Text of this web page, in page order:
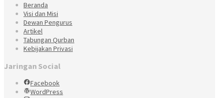
Beranda
Visi dan Misi
Dewan Pengurus
Artikel
Tabungan Qurban
Kebijakan Privasi
Jaringan Social
Facebook
WordPress